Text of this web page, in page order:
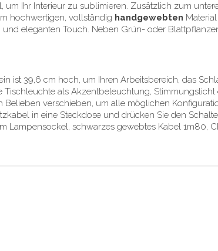
Ihr Interieur zu sublimieren. Zusätzlich zum
hochwertigen, vollständig handgewebten
eleganten Touch. Neben Grün- oder
ist 39,6 cm hoch, um Ihren Arbeitsbereich, das
als Akzentbeleuchtung,
verschieben, um alle möglichen
in eine Steckdose und drücken Sie den
Lampensockel, schwarzes gewebtes Kabel 1m80,